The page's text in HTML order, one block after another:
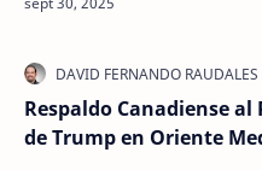
una pe…
Respaldo Canadiense al
de Trump en Oriente